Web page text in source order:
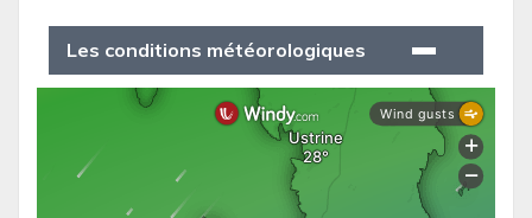
Les conditions météorologiques